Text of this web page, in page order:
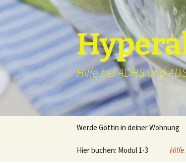
Hilfe bei ADHS und
springen
Werde Göttin in deiner Wohnung
Hier buchen: Modul 1-3 Hilfe